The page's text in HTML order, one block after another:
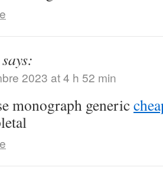
says:
2023 at 4 h 52 min
monograph generic